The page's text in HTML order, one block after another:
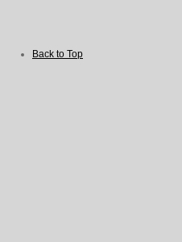
Back to Top